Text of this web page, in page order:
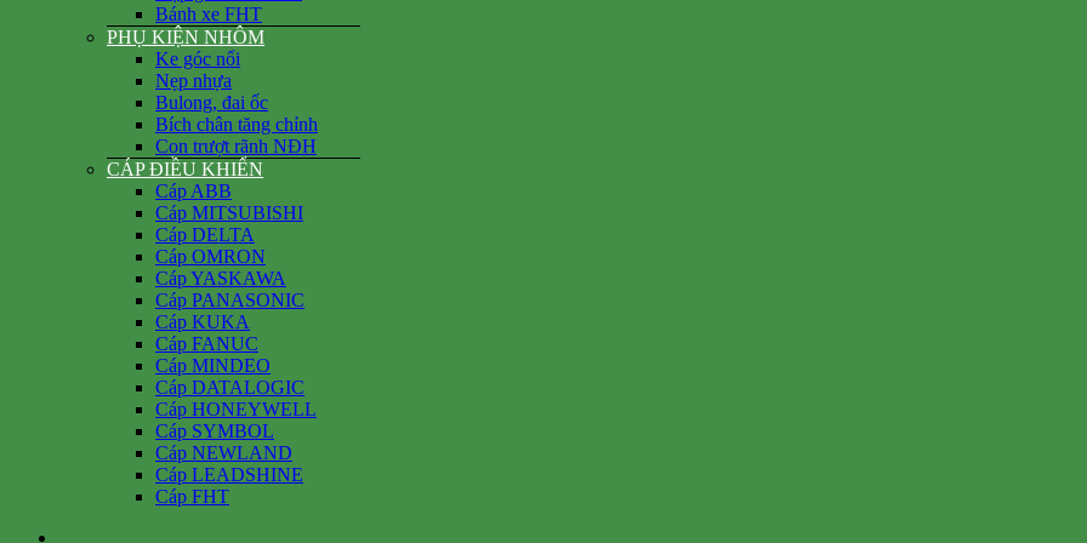
Bánh xe FHT
PHỤ KIỆN NHÔM
Ke góc nổi
Nẹp nhựa
Bulong, đai ốc
Bích chân tăng chỉnh
Con trượt rãnh NĐH
CÁP ĐIỀU KHIỂN
Cáp ABB
Cáp MITSUBISHI
Cáp DELTA
Cáp OMRON
Cáp YASKAWA
Cáp PANASONIC
Cáp KUKA
Cáp FANUC
Cáp MINDEO
Cáp DATALOGIC
Cáp HONEYWELL
Cáp SYMBOL
Cáp NEWLAND
Cáp LEADSHINE
Cáp FHT